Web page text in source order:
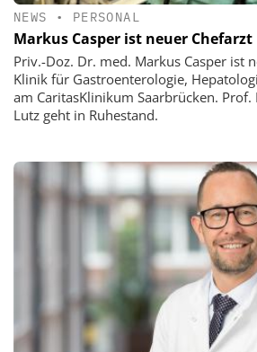
NEWS • PERSONAL
Markus Casper ist neuer Chefarzt
Priv.-Doz. Dr. med. Markus Casper ist
Klinik für Gastroenterologie,
am CaritasKlinikum Saarbrücken.
Lutz geht in Ruhestand.